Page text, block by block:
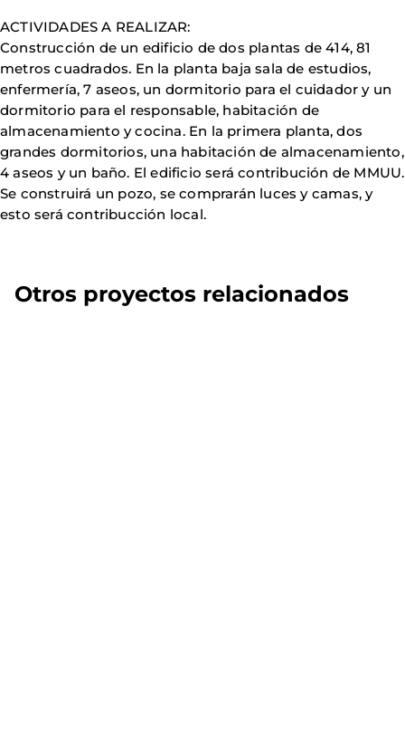
ACTIVIDADESA REALIZAR:
Construcción de un edificio de dos plantas de 414, 81
metros cuadrados. En la planta baja sala de estudios,
enfermería, 7 aseos, un dormitorio para el cuidador y un
dormitorio para el responsable, habitación de
almacenamiento y cocina. En la primera planta, dos
grandes dormitorios, una habitación de almacenamiento,
4 aseos y un baño. El edificio será contribución de MMUU.
Se construirá un pozo, se comprarán luces y camas, y
esto será contribucción local.
Otros proyectos relacionados